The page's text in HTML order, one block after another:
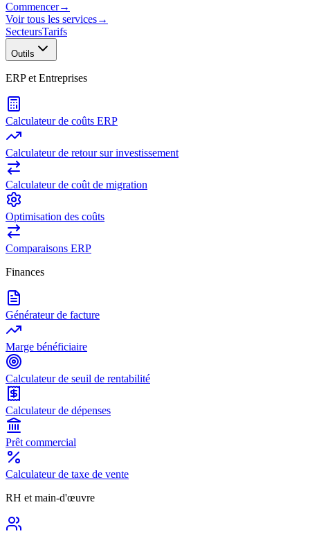
Commencer→
Voir tous les services→
SecteursTarifs
Outils
ERP et Entreprises
Calculateur de coûts ERP
Calculateur de retour sur investissement
Calculateur de coût de migration
Optimisation des coûts
Comparaisons ERP
Finances
Générateur de facture
Marge bénéficiaire
Calculateur de seuil de rentabilité
Calculateur de dépenses
Prêt commercial
Calculateur de taxe de vente
RH et main-d'œuvre